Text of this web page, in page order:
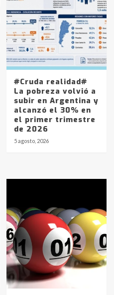
#Cruda realidad#
La pobreza volvió a
subir en Argentina y
alcanzó el 30% en
el primer trimestre
de 2026
5 agosto, 2026